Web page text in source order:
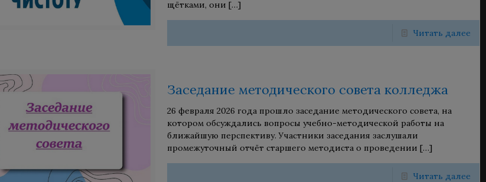
щётками, они […]
Читать далее
Заседание методического совета колледжа
26 февраля 2026 года прошло заседание методического совета, на
котором обсуждались вопросы учебно-методической работы на
ближайшую перспективу. Участники заседания заслушали
промежуточный отчёт старшего методиста о проведении […]
Читать далее